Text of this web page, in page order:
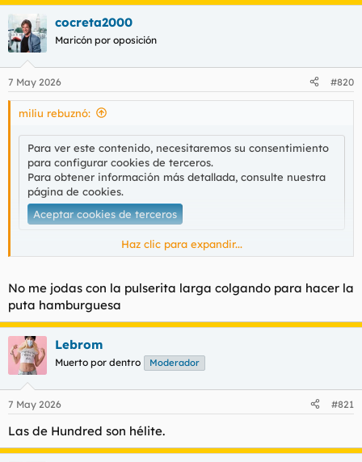
a
c
c
i
e
s
cocreta2000
Maricón por oposición
7 May 2026 #820
miliu rebuznó:
Para ver este contenido, necesitaremos su consentimiento
para configurar cookies de terceros.
Para obtener información más detallada, consulte nuestra
página de cookies.
Aceptar cookies de terceros
Haz clic para expandir...
No me jodas con la pulserita larga colgando para hacer la
puta hamburguesa
Lebrom
Muerto por dentro Moderador
7 May 2026 #821
Las de Hundred son hélite.